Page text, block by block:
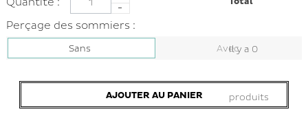
Il y a 0
produits
Perçage des sommiers :
Sans Avec
AJOUTER AU PANIER